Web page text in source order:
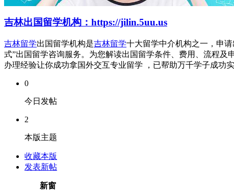
吉林出国留学机构：https://jilin.5uu.us
吉林留学出国留学机构是吉林留学十大留学中介机构之一，申
式”出国留学咨询服务。为您解读出国留学条件、费用、流程及
办理经验让你成功拿国外交互专业留学 ，已帮助万千学子成功
0
今日发帖
2
本版主题
收藏本版
发表新帖
新窗